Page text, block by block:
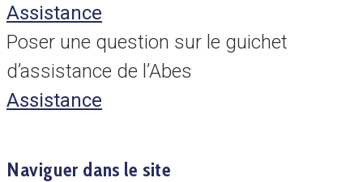
Assistance
Poser une question sur le guichet
d’assistance de l’Abes
Assistance
Naviguer dans le site